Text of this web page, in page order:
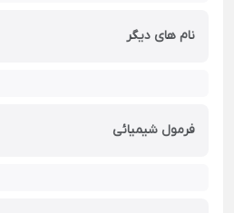
نام های دیگر
فرمول شیمیائی